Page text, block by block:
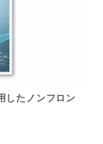
したノンフロン